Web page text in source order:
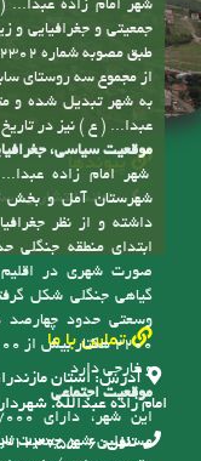
تاریخچه شهر و
شهر امام زاده عبدا...
از مجموع سه روستای
به شهر تبدیل شده و
عبدا... ( ع ) نیز در تاریخ 5/12/91 افتتاح گردید
موقعیت سیاسی،
شهر امام زاده
شهرستان آمل و بخش
داشته و از نظر
ابتدای منطقه جنگلی
صورت شهری در
گیاهی جنگلی شکل
پیوندها
سامانه انتشار و